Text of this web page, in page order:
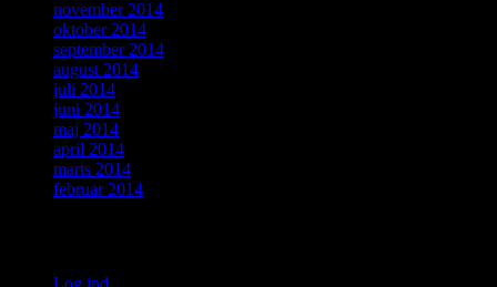
november 2014
oktober 2014
september 2014
august 2014
juli 2014
juni 2014
maj 2014
april 2014
marts 2014
februar 2014
Log ind